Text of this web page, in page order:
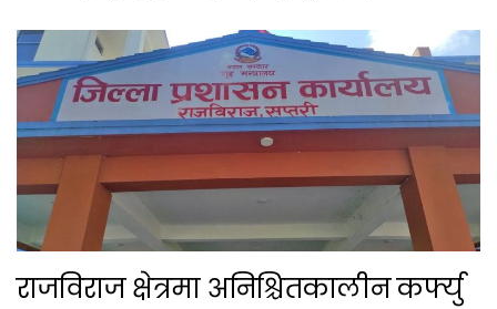
राजविराज क्षेत्रमा अनिश्चितकालीन कर्फ्यु